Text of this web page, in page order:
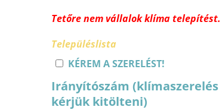
Tetőre nem vállalok klíma telepítést.
Településlista
KÉREM A SZERELÉST!
Irányítószám
kérjük kitölteni)